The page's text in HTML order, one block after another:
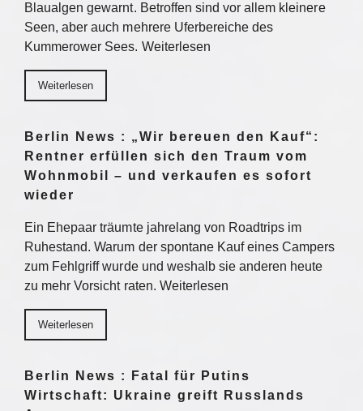
Blaualgen gewarnt. Betroffen sind vor allem kleinere
Seen, aber auch mehrere Uferbereiche des
Kummerower Sees. Weiterlesen
Weiterlesen
Berlin News : „Wir bereuen den Kauf“:
Rentner erfüllen sich den Traum vom
Wohnmobil – und verkaufen es sofort
wieder
Ein Ehepaar träumte jahrelang von Roadtrips im
Ruhestand. Warum der spontane Kauf eines Campers
zum Fehlgriff wurde und weshalb sie anderen heute
zu mehr Vorsicht raten. Weiterlesen
Weiterlesen
Berlin News : Fatal für Putins
Wirtschaft: Ukraine greift Russlands